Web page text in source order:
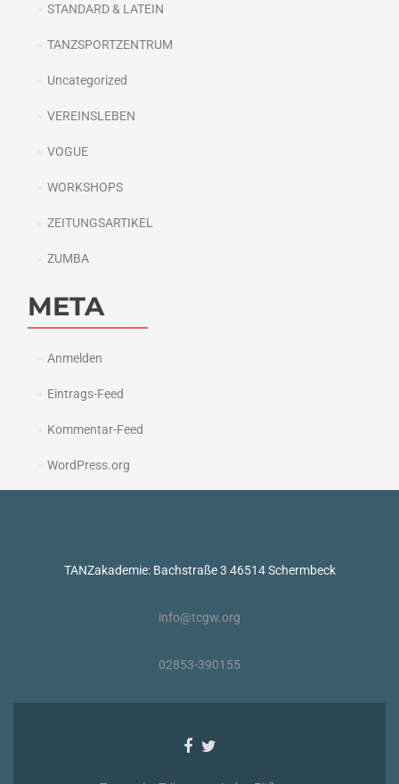
STANDARD & LATEIN
TANZSPORTZENTRUM
Uncategorized
VEREINSLEBEN
VOGUE
WORKSHOPS
ZEITUNGSARTIKEL
ZUMBA
META
Anmelden
Eintrags-Feed
Kommentar-Feed
WordPress.org
TANZakademie: Bachstraße 3 46514 Schermbeck
info@tcgw.org
02853-390155
Facebook-
Twitter-